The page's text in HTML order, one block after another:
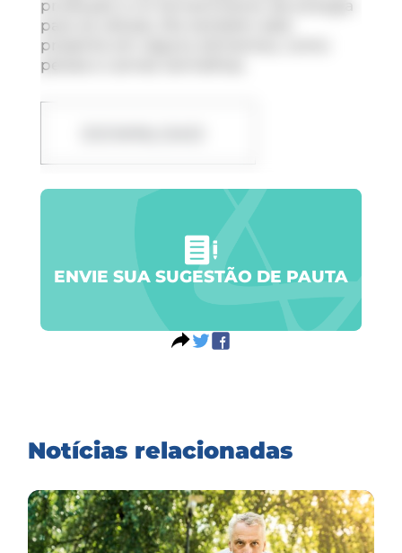
produção e no fornecimento de energia
para as células. Ela também está
presente em alguns alimentos, como
peixes e carnes vermelhas.
ENVIE SUA SUGESTÃO DE PAUTA
Notícias relacionadas